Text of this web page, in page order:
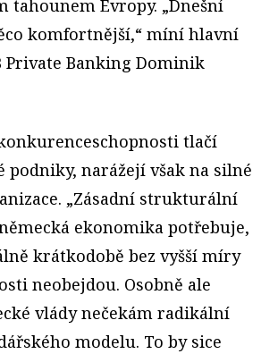
tahounem Evropy. „Dnešní
komfortnější,“ míní hlavní
Private Banking Dominik
tlačí
podniky, narážejí však na silné
„Zásadní strukturální
ekonomika potřebuje,
krátkodobě bez vyšší míry
neobejdou. Osobně ale
vlády nečekám radikální
modelu. To by sice